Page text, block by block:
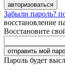
Забыли пароль?
восстановление
Восстановите
Пароль будет